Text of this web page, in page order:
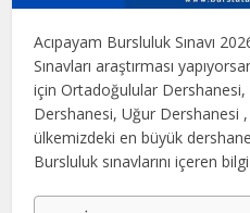
Acıpayam Bursluluk Sınavı
Sınavları araştırması
için Ortadoğulular Dershanesi,
Dershanesi, Uğur Dershanesi
ülkemizdeki en büyük
Bursluluk sınavlarını içeren